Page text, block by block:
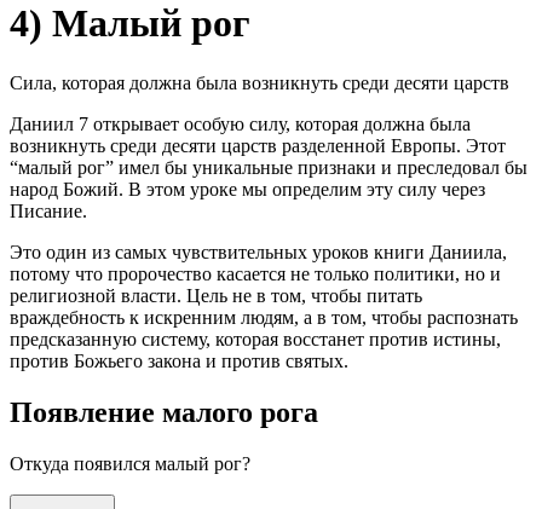
4) Малый рог
Сила, которая должна была возникнуть среди десяти царств
Даниил 7 открывает особую силу, которая должна была
возникнуть среди десяти царств разделенной Европы. Этот
“малый рог” имел бы уникальные признаки и преследовал бы
народ Божий. В этом уроке мы определим эту силу через
Писание.
Это один из самых чувствительных уроков книги Даниила,
потому что пророчество касается не только политики, но и
религиозной власти. Цель не в том, чтобы питать
враждебность к искренним людям, а в том, чтобы распознать
предсказанную систему, которая восстанет против истины,
против Божьего закона и против святых.
Появление малого рога
Откуда появился малый рог?